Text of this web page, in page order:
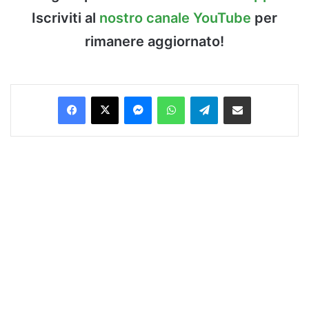
Iscriviti al nostro canale YouTube per
rimanere aggiornato!
Facebook
X MessengerWhatsAppTelegramCondividi via Email